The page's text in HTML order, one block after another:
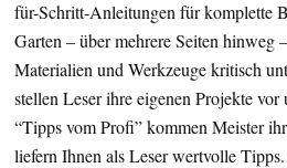
für-Schritt-Anleitungen für komplette
Garten – über mehrere Seiten hinweg
Materialien und Werkzeuge kritisch
stellen Leser ihre eigenen Projekte
“Tipps vom Profi” kommen Meister
liefern Ihnen als Leser wertvolle